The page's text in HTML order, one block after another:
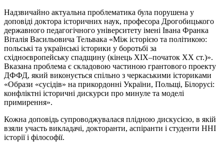
Надзвичайно актуальна проблематика була порушена у
доповіді доктора історичних наук, професора Дрогобицького
державного педагогічного університету імені Івана Франка
Віталія Васильовича Тельвака «Між історією та політикою:
польські та українські історики у боротьбі за
східноєвропейську спадщину (кінець ХІХ–початок ХХ ст.)».
Вказана проблема є складовою частиною грантового проекту
ДФФД, який виконується спільно з черкаськими істориками
«Образи «сусідів» на прикордонні України, Польщі, Білорусі:
конфліктні історичні дискурси про минуле та моделі
примирення».
Кожна доповідь супроводжувалася плідною дискусією, в якій
взяли участь викладачі, докторанти, аспіранти і студенти ННІ
історії і філософії.